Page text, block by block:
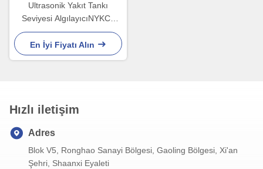
Ultrasonik Yakıt Tankı
Seviyesi AlgılayıcıNYKC3
Patlayıcı ortamlarda sıvı
seviyesinin tespiti için sabit
nokta anahtarı
En İyi Fiyatı Alın
Hızlı iletişim
Adres
Blok V5, Ronghao Sanayi Bölgesi, Gaoling Bölgesi, Xi'an
Şehri, Shaanxi Eyaleti